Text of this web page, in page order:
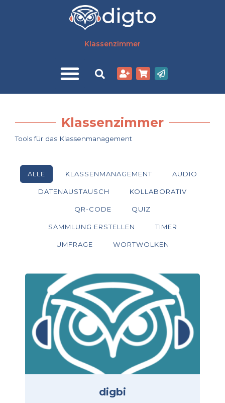
Klassenzimmer
Klassenzimmer
Tools für das Klassenmanagement
ALLE KLASSENMANAGEMENT AUDIO
DATENAUSTAUSCH KOLLABORATIV
QR-CODE QUIZ
SAMMLUNG ERSTELLEN TIMER
UMFRAGE WORTWOLKEN
digbi